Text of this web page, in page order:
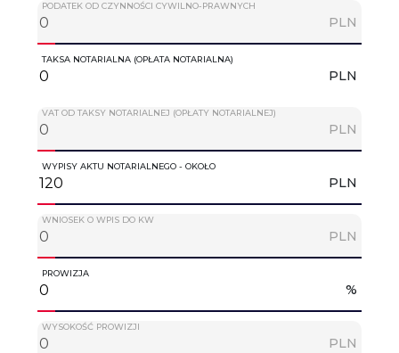
PODATEK OD CZYNNOŚCI CYWILNO-PRAWNYCH
PLN
TAKSA NOTARIALNA (OPŁATA NOTARIALNA)
PLN
VAT OD TAKSY NOTARIALNEJ (OPŁATY NOTARIALNEJ)
PLN
WYPISY AKTU NOTARIALNEGO - OKOŁO
PLN
WNIOSEK O WPIS DO KW
PLN
PROWIZJA
%
WYSOKOŚĆ PROWIZJI
PLN